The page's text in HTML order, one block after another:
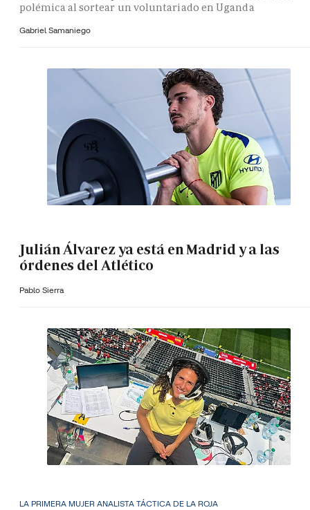
polémica al sortear un voluntariado en Uganda
Gabriel Samaniego
Julián Álvarez ya está en Madrid y a las
órdenes del Atlético
Pablo Sierra
LA PRIMERA MUJER ANALISTA TÁCTICA DE LA ROJA